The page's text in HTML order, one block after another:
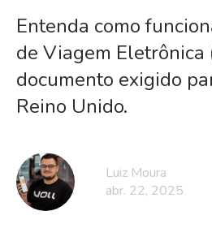
Entenda como
de Viagem Eletrônica
documento exigido
Reino Unido.
Luiz Moura
abr. 22, 2025